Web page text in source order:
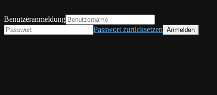
Benutzeranmeldung
Passwort zurücksetzen